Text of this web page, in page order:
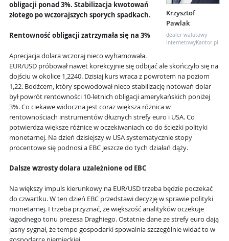
Krzysztof
Pawlak
dealer walutowy
InternetowyKantor.pl
obligacji ponad 3%. Stabilizacja kwotowań
złotego po wczorajszych sporych spadkach.
Rentowność obligacji zatrzymała się na 3%
Aprecjacja dolara wczoraj nieco wyhamowała.
EUR/USD próbował nawet korekcyjnie się odbijać ale skończyło się na
dojściu w okolice 1,2240. Dzisiaj kurs wraca z powrotem na poziom
1,22. Bodźcem, który spowodował nieco stabilizację notowań dolar
był powrót rentowności 10-letnich obligacji amerykańskich poniżej
3%. Co ciekawe widoczna jest coraz większa różnica w
rentownościach instrumentów dłużnych strefy euro i USA. Co
potwierdza większe różnice w oczekiwaniach co do ścieżki polityki
monetarnej. Na dzień dzisiejszy w USA systematycznie stopy
procentowe się podnosi a EBC jeszcze do tych działań dąży.
Dalsze wzrosty dolara uzależnione od EBC
Na większy impuls kierunkowy na EUR/USD trzeba będzie poczekać
do czwartku. W ten dzień EBC przedstawi decyzję w sprawie polityki
monetarnej. I trzeba przyznać, że większość analityków oczekuje
łagodnego tonu prezesa Draghiego. Ostatnie dane ze strefy euro dają
jasny sygnał, że tempo gospodarki spowalnia szczególnie widać to w